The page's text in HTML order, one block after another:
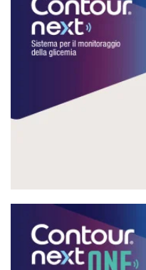
Cuocere i fagioli,
di una costa di …